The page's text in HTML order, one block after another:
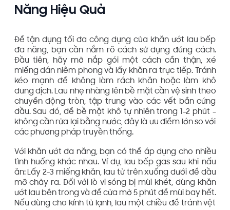
Năng Hiệu Quả
Để tận dụng tối đa công dụng của khăn ướt lau bếp
đa năng, bạn cần nắm rõ cách sử dụng đúng cách.
Đầu tiên, hãy mở nắp gói một cách cẩn thận, xé
miếng dán niêm phong và lấy khăn ra trực tiếp. Tránh
kéo mạnh để không làm rách khăn hoặc làm khô
dung dịch. Lau nhẹ nhàng lên bề mặt cần vệ sinh theo
chuyển động tròn, tập trung vào các vết bẩn cứng
đầu. Sau đó, để bề mặt khô tự nhiên trong 1-2 phút –
không cần rửa lại bằng nước, đây là ưu điểm lớn so với
các phương pháp truyền thống.
Với khăn ướt đa năng, bạn có thể áp dụng cho nhiều
tình huống khác nhau. Ví dụ, lau bếp gas sau khi nấu
ăn: Lấy 2-3 miếng khăn, lau từ trên xuống dưới để dầu
mỡ chảy ra. Đối với lò vi sóng bị mùi khét, dùng khăn
ướt lau bên trong và để cửa mở 5 phút để mùi bay hết.
Nếu dùng cho kính tủ lạnh, lau một chiều để tránh vệt